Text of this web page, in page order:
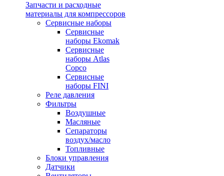
Запчасти и расходные
материалы для компрессоров
Cервисные наборы
Сервисные
наборы Ekomak
Cервисные
наборы Atlas
Copco
Сервисные
наборы FINI
Реле давления
Фильтры
Воздушные
Масляные
Сепараторы
воздух/масло
Топливные
Блоки управления
Датчики